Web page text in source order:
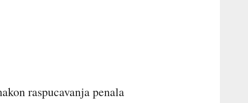
raspucavanja penala